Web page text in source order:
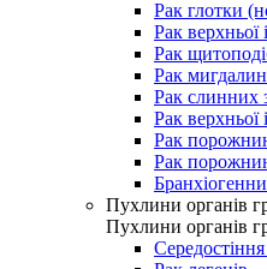
Рак глотки
Рак верхньої
Рак
Рак мигдалин
Рак слинних
Рак
Рак
Рак
Пухлини органів
Пухлини органів